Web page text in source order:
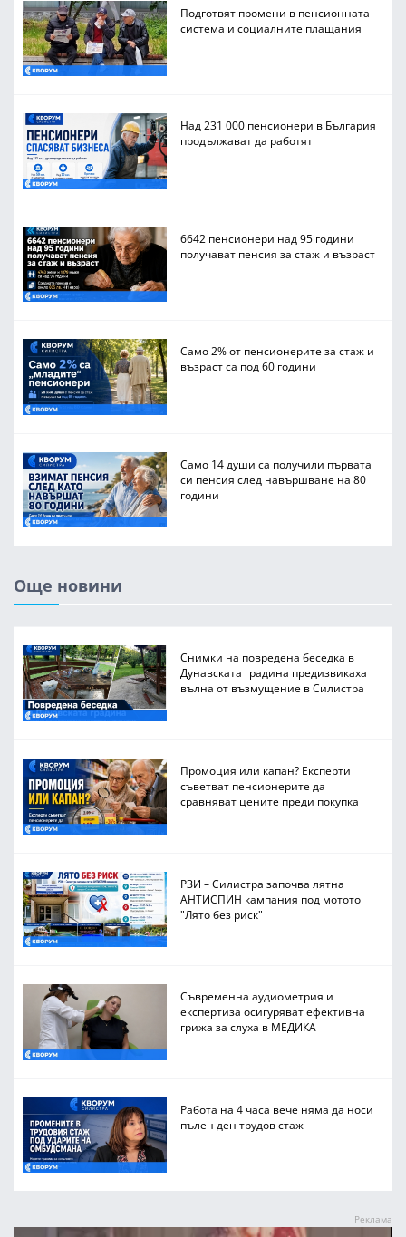
Подготвят промени в пенсионната
система и социалните плащания
Над 231 000 пенсионери в България
продължават да работят
6642 пенсионери над 95 години
получават пенсия за стаж и възраст
Само 2% от пенсионерите за стаж и
възраст са под 60 години
Само 14 души са получили първата
си пенсия след навършване на 80
години
Още новини
Снимки на повредена беседка в
Дунавската градина предизвикаха
вълна от възмущение в Силистра
Промоция или капан? Експерти
съветват пенсионерите да
сравняват цените преди покупка
РЗИ – Силистра започва лятна
АНТИСПИН кампания под мотото
"Лято без риск"
Съвременна аудиометрия и
експертиза осигуряват ефективна
грижа за слуха в МЕДИКА
Работа на 4 часа вече няма да носи
пълен ден трудов стаж